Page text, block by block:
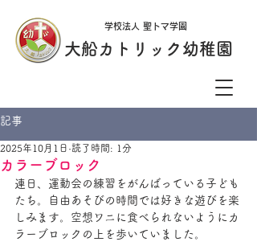
学校法人 聖トマ学園
大船カトリック幼稚園
記事
カラーブロック
2025年10月1日 読了時間: 1分
連日、運動会の練習をがんばっている子ども
たち。自由あそびの時間では好きな遊びを楽
しみます。空想ワニに食べられないようにカ
ラーブロックの上を歩いていました。